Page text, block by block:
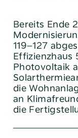
Bereits Ende
119–127
Effizienzhaus
Photovoltaik
die
an
die